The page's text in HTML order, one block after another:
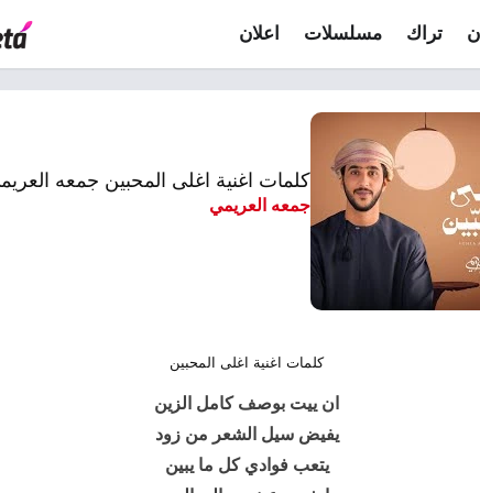
تراك مسلسلات اعلان
كلمات اغنية اغلى المحبين جمعه
جمعه العريمي
كلمات اغنية اغلى المحبين
ان ييت بوصف كامل الزين
يفيض سيل الشعر من زود
يتعب فوادي كل ما يبين